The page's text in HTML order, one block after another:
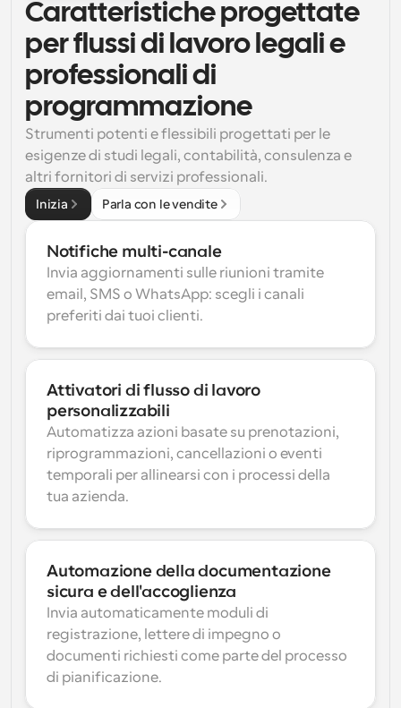
Caratteristiche progettate
per flussi di lavoro legali e
professionali di
programmazione
Strumenti potenti e flessibili progettati per le
esigenze di studi legali, contabilità, consulenza e
altri fornitori di servizi professionali.
Inizia Parla con le vendite
Notifiche multi-canale
Invia aggiornamenti sulle riunioni tramite
email, SMS o WhatsApp: scegli i canali
preferiti dai tuoi clienti.
Attivatori di flusso di lavoro
personalizzabili
Automatizza azioni basate su prenotazioni,
riprogrammazioni, cancellazioni o eventi
temporali per allinearsi con i processi della
tua azienda.
Automazione della documentazione
sicura e dell'accoglienza
Invia automaticamente moduli di
registrazione, lettere di impegno o
documenti richiesti come parte del processo
di pianificazione.